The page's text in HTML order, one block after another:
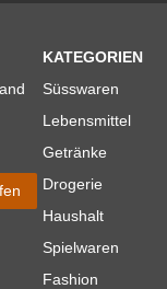
KATEGORIEN
Süsswaren
Lebensmittel
Getränke
Drogerie
Haushalt
Spielwaren
Fashion